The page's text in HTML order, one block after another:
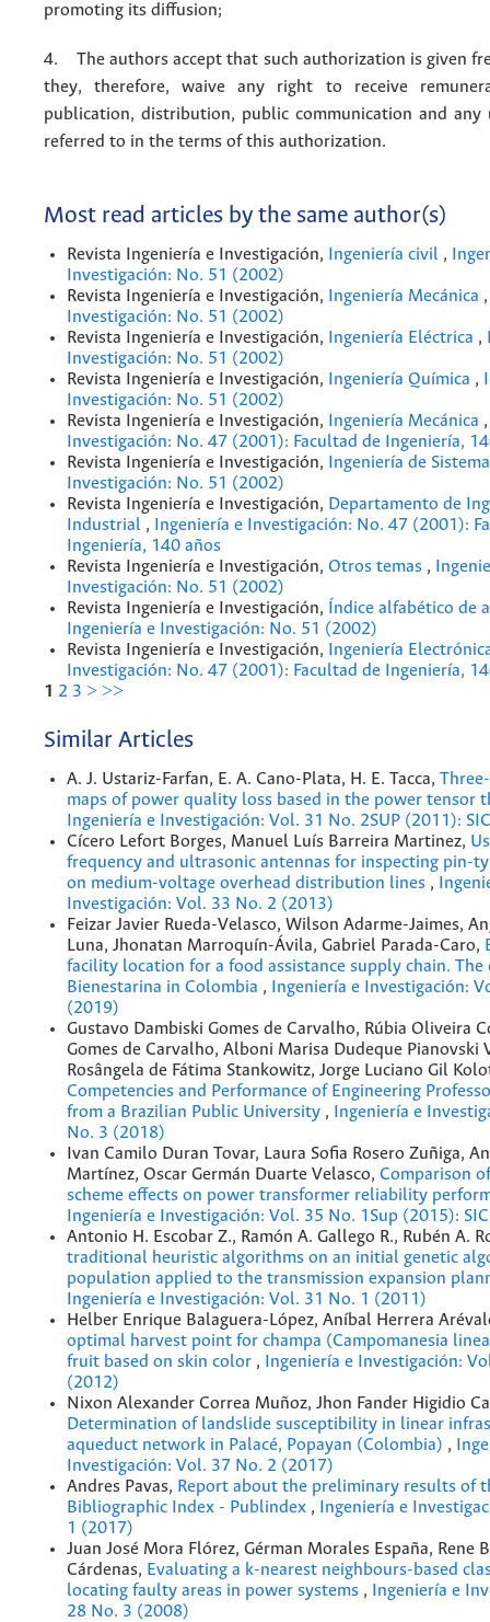
promoting its diffusion;
4. The authors accept that such authorization is given
they, therefore, waive any right to receive
publication, distribution, public communication and any
referred to in the terms of this authorization.
Most read articles by the same author(s)
Revista Ingeniería e Investigación, Ingeniería civil ,
Investigación: No. 51 (2002)
Revista Ingeniería e Investigación,
Ingeniería Mecánica
Investigación: No. 51 (2002)
Revista Ingeniería e Investigación,
Ingeniería Eléctrica ,
Investigación: No. 51 (2002)
Revista Ingeniería e Investigación,
Ingeniería Química ,
Investigación: No. 51 (2002)
Revista Ingeniería e Investigación,
Ingeniería Mecánica
Investigación: No. 47 (2001): Facultad de Ingeniería,
Revista Ingeniería e Investigación,
Ingeniería de
Investigación: No. 51 (2002)
Revista Ingeniería e Investigación, Departamento de
Industrial ,
Ingeniería e Investigación: No. 47 (2001):
Ingeniería, 140 años
Revista Ingeniería e Investigación, Otros temas ,
Investigación: No. 51 (2002)
Revista Ingeniería e Investigación,
Índice alfabético de
Ingeniería e Investigación: No. 51 (2002)
Revista Ingeniería e Investigación,
Ingeniería
Investigación: No. 47 (2001): Facultad de Ingeniería,
1 2 3 > >>
Similar Articles
A. J. Ustariz-Farfan, E. A. Cano-Plata, H. E. Tacca,
maps of power quality loss based in the power tensor
Ingeniería e Investigación: Vol. 31 No. 2SUP (2011):
Cícero Lefort Borges, Manuel Luís Barreira Martinez,
frequency and ultrasonic antennas for inspecting pin-
on medium-voltage overhead distribution lines ,
Investigación: Vol. 33 No. 2 (2013)
Feizar Javier Rueda-Velasco, Wilson Adarme-Jaimes,
Luna, Jhonatan Marroquín-Ávila, Gabriel Parada-Caro,
facility location for a food assistance supply chain. The
Bienestarina in Colombia ,
Ingeniería e Investigación:
(2019)
Gustavo Dambiski Gomes de Carvalho, Rúbia Oliveira
Gomes de Carvalho, Alboni Marisa Dudeque Pianovski
Rosângela de Fátima Stankowitz, Jorge Luciano Gil
Competencies and Performance of Engineering
from a Brazilian Public University ,
Ingeniería e
No. 3 (2018)
Ivan Camilo Duran Tovar, Laura Sofia Rosero Zuñiga,
Martínez, Oscar Germán Duarte Velasco, Comparison
scheme effects on power transformer reliability
Ingeniería e Investigación: Vol. 35 No. 1Sup (2015):
Antonio H. Escobar Z., Ramón A. Gallego R., Rubén A.
traditional heuristic algorithms on an initial genetic
population applied to the transmission expansion
Ingeniería e Investigación: Vol. 31 No. 1 (2011)
Helber Enrique Balaguera-López, Aníbal Herrera
optimal harvest point for champa (Campomanesia
fruit based on skin color ,
Ingeniería e Investigación:
(2012)
Nixon Alexander Correa Muñoz, Jhon Fander Higidio
Determination of landslide susceptibility in linear
aqueduct network in Palacé, Popayan (Colombia) ,
Investigación: Vol. 37 No. 2 (2017)
Andres Pavas, Report about the preliminary results of
Bibliographic Index - Publindex ,
Ingeniería e
1 (2017)
Juan José Mora Flórez, Gérman Morales España, Rene
Cárdenas, Evaluating a k-nearest neighbours-based
locating faulty areas in power systems ,
Ingeniería e
28 No. 3 (2008)